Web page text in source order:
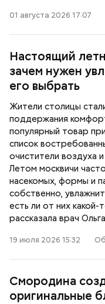
01 августа 2026 17:07
Настоящий
зачем нужен
его выбрать
Жители столицы
поддержания
популярный товар
список
очистители воздуха
Летом москвичи
насекомых, формы и
собственно,
есть ли от них
рассказала врач
19 июля 2026 15:32
Смородина
оригинальные